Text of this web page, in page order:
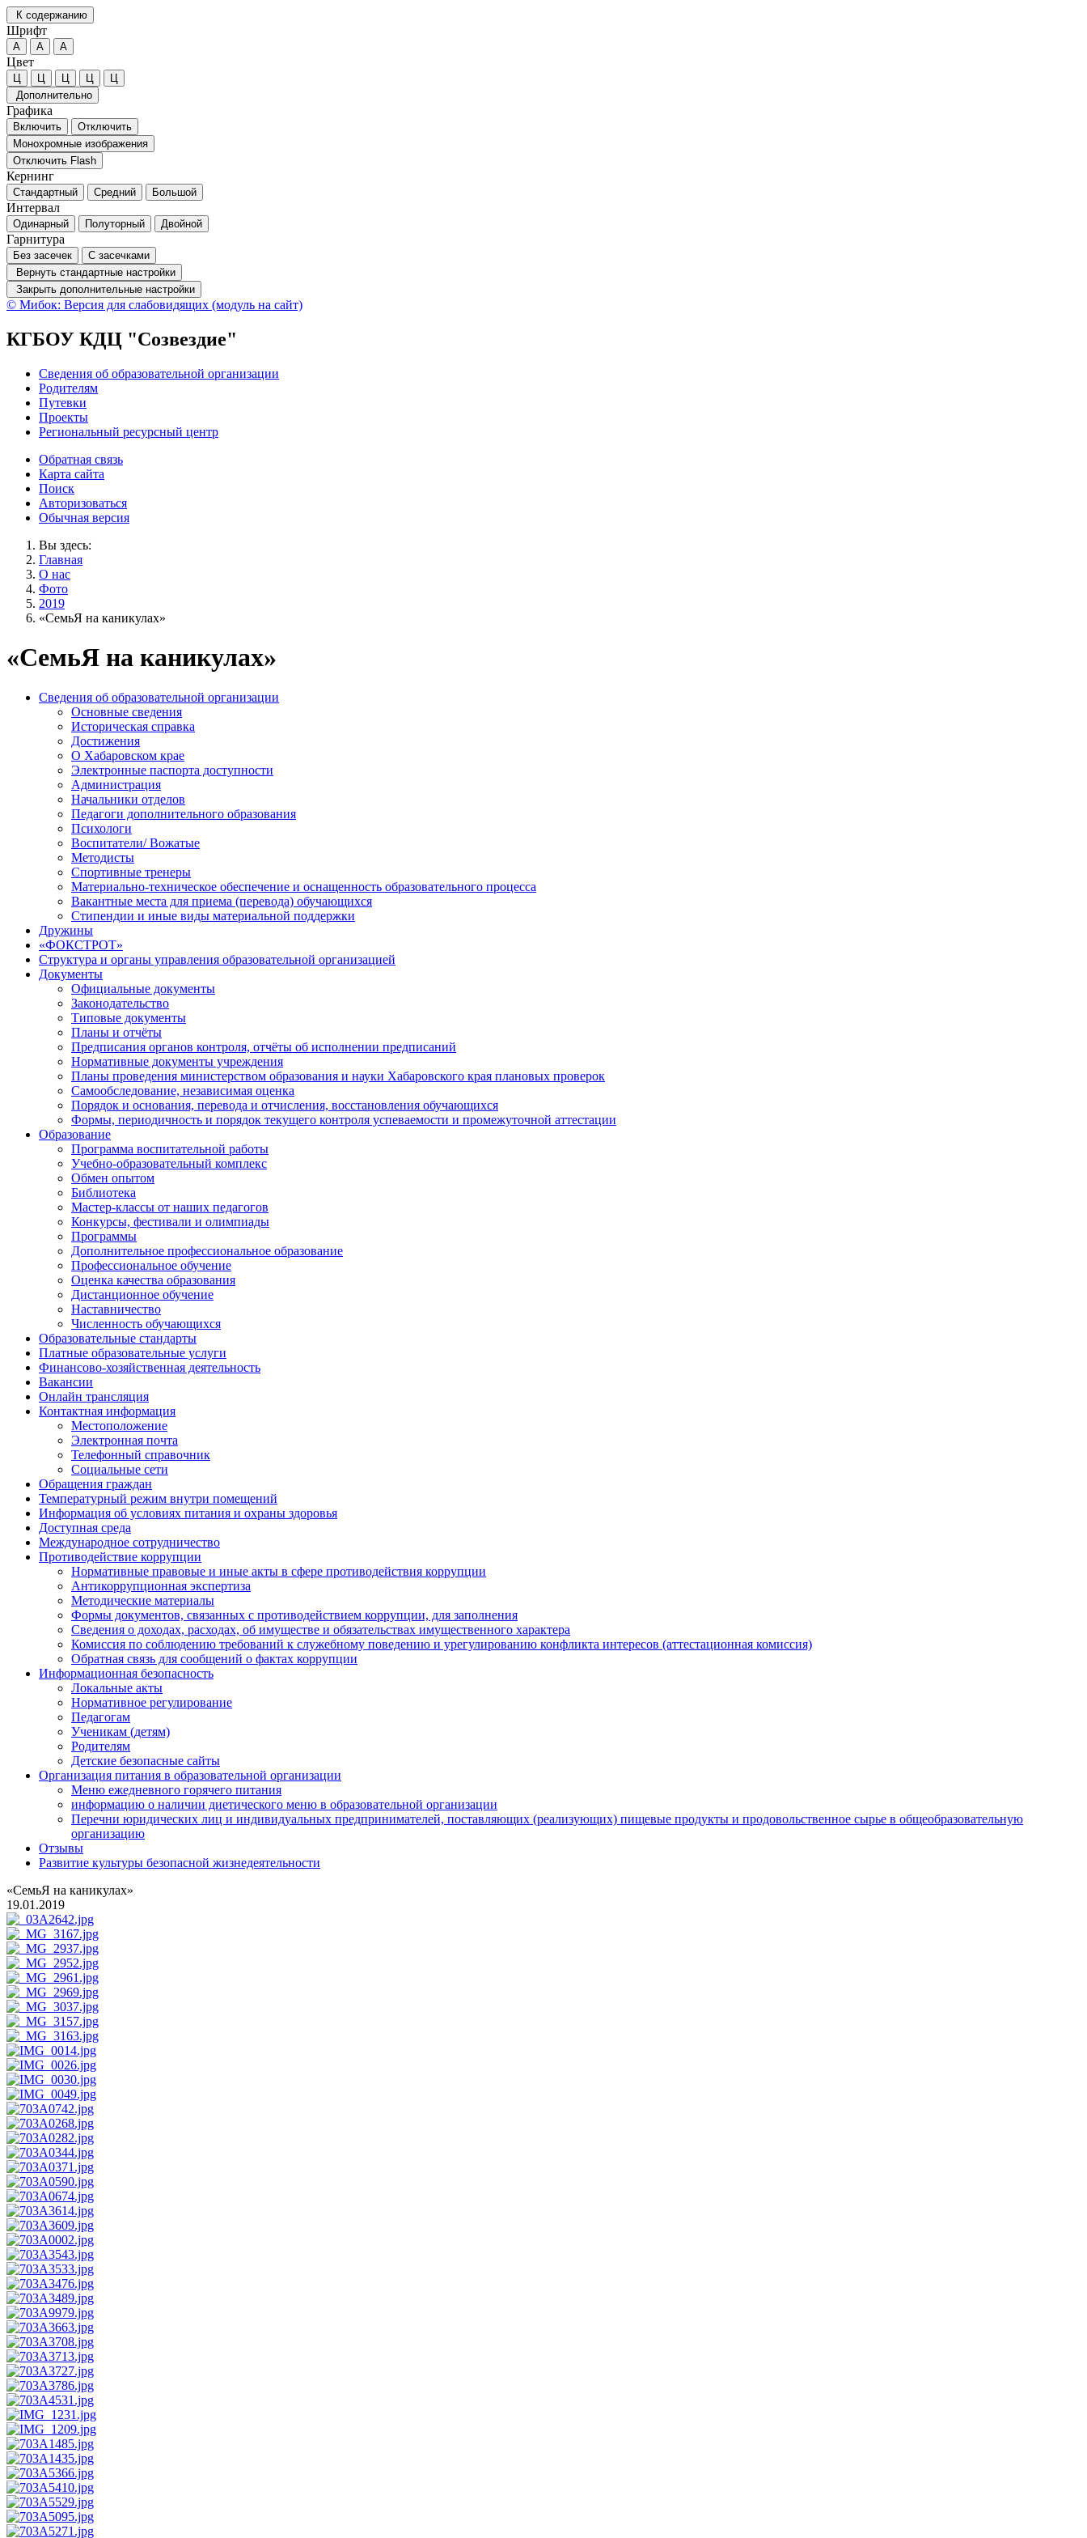
К содержанию
Шрифт
А А А
Цвет
Ц Ц Ц Ц
Ц
Дополнительно
Графика
Включить
Отключить
Монохромные изображения
Отключить Flash
Кернинг
Стандартный Средний Большой
Интервал
Одинарный Полуторный Двойной
Гарнитура
Без засечек
С засечками
Вернуть стандартные настройки
Закрыть дополнительные настройки
© Мибок: Версия для слабовидящих (модуль на сайт)
КГБОУ КДЦ "Созвездие"
Сведения об образовательной организации
Родителям
Путевки
Проекты
Региональный ресурсный центр
Обратная связь
Карта сайта
Поиск
Авторизоваться
Обычная версия
Вы здесь:
Главная
О нас
Фото
2019
«СемьЯ на каникулах»
«СемьЯ на каникулах»
Сведения об образовательной организации
Основные сведения
Историческая справка
Достижения
О Хабаровском крае
Электронные паспорта доступности
Администрация
Начальники отделов
Педагоги дополнительного образования
Психологи
Воспитатели/ Вожатые
Методисты
Спортивные тренеры
Материально-техническое обеспечение и оснащенность образовательного процесса
Вакантные места для приема (перевода) обучающихся
Стипендии и иные виды материальной поддержки
Дружины
«ФОКСТРОТ»
Структура и органы управления образовательной организацией
Документы
Официальные документы
Законодательство
Типовые документы
Планы и отчёты
Предписания органов контроля, отчёты об исполнении предписаний
Нормативные документы учреждения
Планы проведения министерством образования и науки Хабаровского края плановых проверок
Самообследование, независимая оценка
Порядок и основания, перевода и отчисления, восстановления обучающихся
Формы, периодичность и порядок текущего контроля успеваемости и промежуточной аттестации
Образование
Программа воспитательной работы
Учебно-образовательный комплекс
Обмен опытом
Библиотека
Мастер-классы от наших педагогов
Конкурсы, фестивали и олимпиады
Программы
Дополнительное профессиональное образование
Профессиональное обучение
Оценка качества образования
Дистанционное обучение
Наставничество
Численность обучающихся
Образовательные стандарты
Платные образовательные услуги
Финансово-хозяйственная деятельность
Вакансии
Онлайн трансляция
Контактная информация
Местоположение
Электронная почта
Телефонный справочник
Социальные сети
Обращения граждан
Температурный режим внутри помещений
Информация об условиях питания и охраны здоровья
Доступная среда
Международное сотрудничество
Противодействие коррупции
Нормативные правовые и иные акты в сфере противодействия коррупции
Антикоррупционная экспертиза
Методические материалы
Формы документов, связанных с противодействием коррупции, для заполнения
Сведения о доходах, расходах, об имуществе и обязательствах имущественного характера
Комиссия по соблюдению требований к служебному поведению и урегулированию конфликта интересов (аттестационная комиссия)
Обратная связь для сообщений о фактах коррупции
Информационная безопасность
Локальные акты
Нормативное регулирование
Педагогам
Ученикам (детям)
Родителям
Детские безопасные сайты
Организация питания в образовательной организации
Меню ежедневного горячего питания
информацию о наличии диетического меню в образовательной организации
Перечни юридических лиц и индивидуальных предпринимателей, поставляющих (реализующих) пищевые продукты и продовольственное сырье в общеобразовательную
организацию
Отзывы
Развитие культуры безопасной жизнедеятельности
«СемьЯ на каникулах»
19.01.2019